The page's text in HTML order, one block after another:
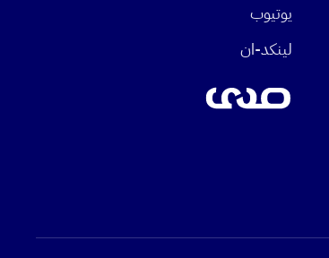
يوتيوب
لينكد-ان